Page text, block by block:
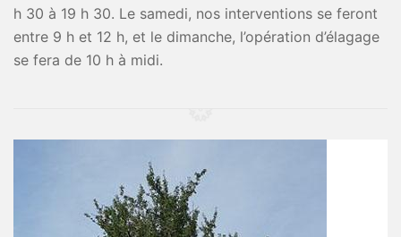
h 30 à 19 h 30. Le samedi, nos interventions se feront
entre 9 h et 12 h, et le dimanche, l’opération d’élagage
se fera de 10 h à midi.